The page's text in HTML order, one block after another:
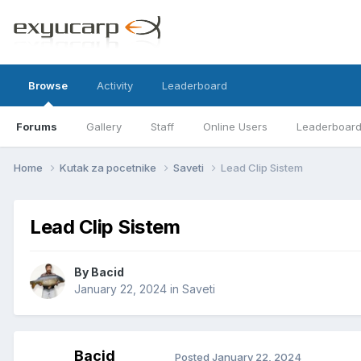
Browse
Forums Gallery Staff Online Users Leaderboard
Activity Leaderboard
Home Kutak za pocetnike Saveti Lead Clip Sistem
Lead Clip Sistem
By Bacid
January 22, 2024 in Saveti
Bacid Posted January 22, 2024